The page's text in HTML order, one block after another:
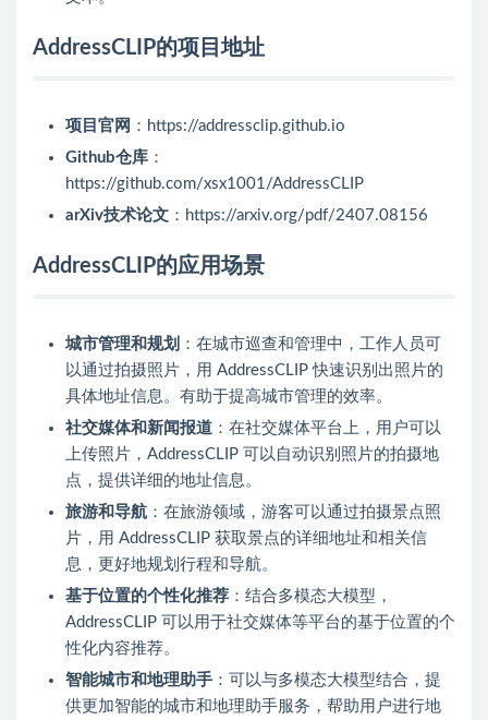
AddressCLIP的项目地址
项目官网 ：https://addressclip.github.io
Github仓库 ：
https://github.com/xsx1001/AddressCLIP
arXiv技术论文 ：https://arxiv.org/pdf/2407.08156
AddressCLIP的应用场景
城市管理和规划 ：在城市巡查和管理中，工作人员可
以通过拍摄照片，用 AddressCLIP 快速识别出照片的
具体地址信息。有助于提高城市管理的效率。
社交媒体和新闻报道 ：在社交媒体平台上，用户可以
上传照片，AddressCLIP 可以自动识别照片的拍摄地
点，提供详细的地址信息。
旅游和导航 ：在旅游领域，游客可以通过拍摄景点照
片，用 AddressCLIP 获取景点的详细地址和相关信
息，更好地规划行程和导航。
基于位置的个性化推荐 ：结合多模态大模型，
AddressCLIP 可以用于社交媒体等平台的基于位置的个
性化内容推荐。
智能城市和地理助手 ：可以与多模态大模型结合，提
供更加智能的城市和地理助手服务，帮助用户进行地